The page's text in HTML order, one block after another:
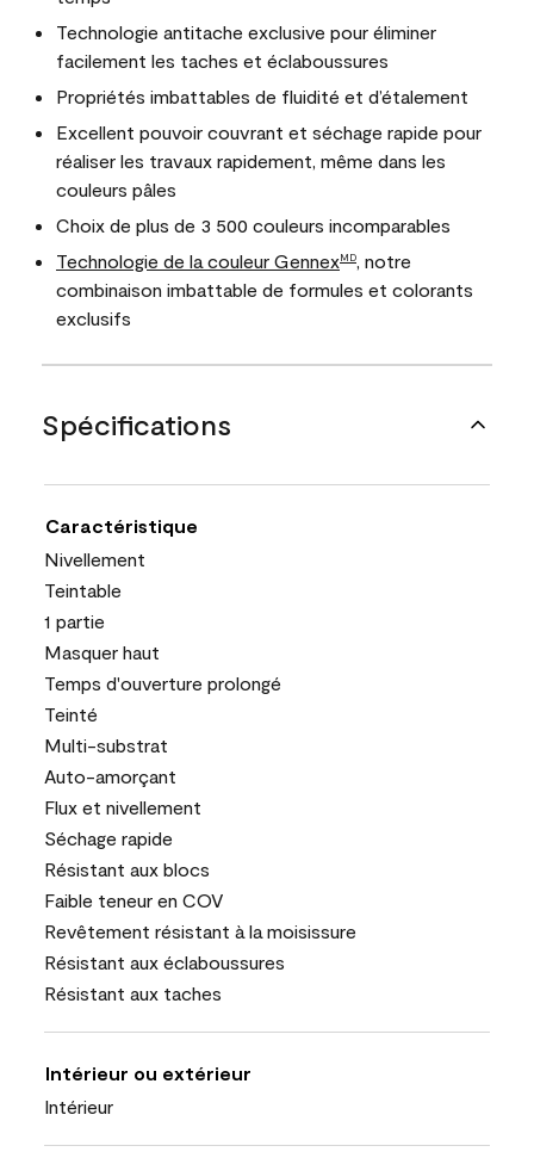
Technologie antitache exclusive pour éliminer
facilement les taches et éclaboussures
Propriétés imbattables de fluidité et d’étalement
Excellent pouvoir couvrant et séchage rapide pour
réaliser les travaux rapidement, même dans les
couleurs pâles
Choix de plus de 3 500 couleurs incomparables
Technologie de la couleur GennexMD
, notre
combinaison imbattable de formules et colorants
exclusifs
Spécifications
Caractéristique
Nivellement
Teintable
1 partie
Masquer haut
Temps d'ouverture prolongé
Teinté
Multi-substrat
Auto-amorçant
Flux et nivellement
Séchage rapide
Résistant aux blocs
Faible teneur en COV
Revêtement résistant à la moisissure
Résistant aux éclaboussures
Résistant aux taches
Intérieur ou extérieur
Intérieur